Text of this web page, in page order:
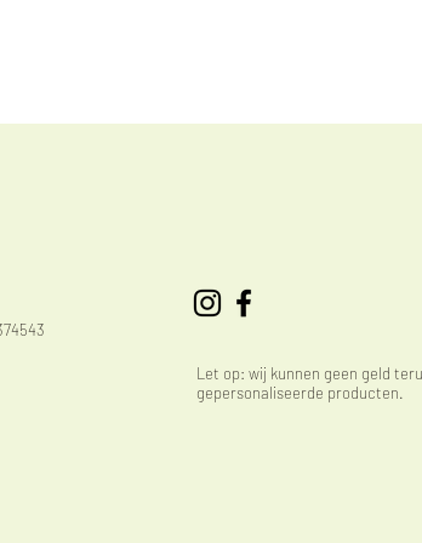
Let op: wij kunnen geen geld
gepersonaliseerde producten.